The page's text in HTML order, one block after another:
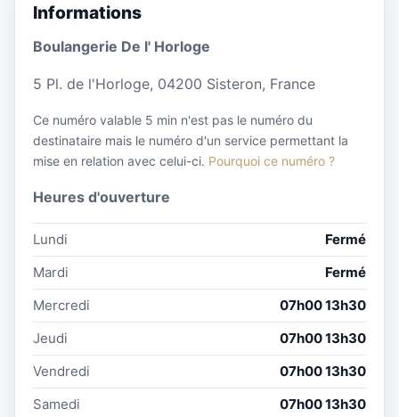
Informations
Boulangerie De l' Horloge
5 Pl. de l'Horloge, 04200 Sisteron, France
Ce numéro valable 5 min n'est pas le numéro du
destinataire mais le numéro d'un service permettant la
mise en relation avec celui-ci. Pourquoi ce numéro ?
Heures d'ouverture
Lundi
Fermé
Mardi
Fermé
Mercredi
07h00 13h30
Jeudi
07h00 13h30
Vendredi
07h00 13h30
Samedi
07h00 13h30